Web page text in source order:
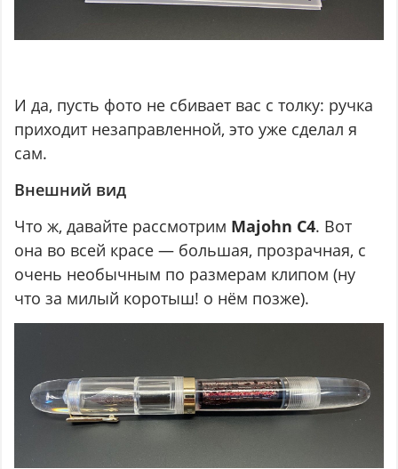
И да, пусть фото не сбивает вас с толку: ручка
приходит незаправленной, это уже сделал я
сам.
Внешний вид
Что ж, давайте рассмотрим Majohn C4. Вот
она во всей красе — большая, прозрачная, с
очень необычным по размерам клипом (ну
что за милый коротыш! о нём позже).